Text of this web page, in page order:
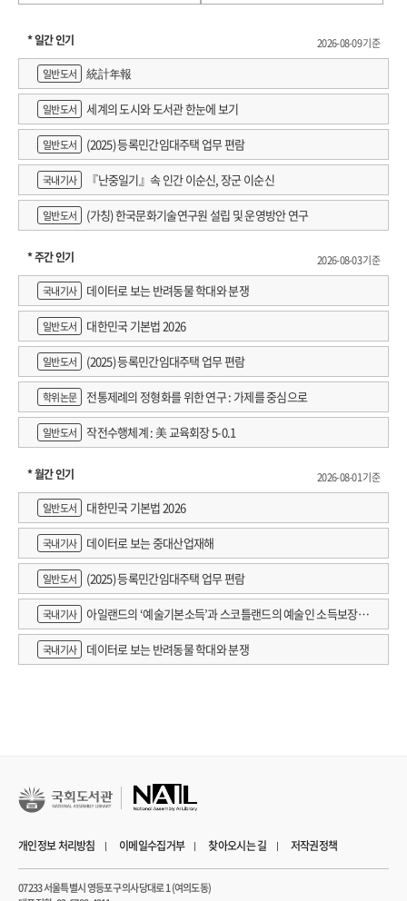
* 일간 인기
2026-08-09 기준
일반도서
統計年報
일반도서 세계의 도시와 도서관 한눈에 보기
일반도서 (2025) 등록민간임대주택 업무 편람
국내기사 『난중일기』속 인간 이순신, 장군 이순신
일반도서 (가칭) 한국문화기술연구원 설립 및 운영방안 연구
* 주간 인기
2026-08-03 기준
국내기사
데이터로 보는 반려동물 학대와 분쟁
일반도서 대한민국 기본법 2026
일반도서 (2025) 등록민간임대주택 업무 편람
학위논문 전통제례의 정형화를 위한 연구 : 가제를 중심으로
일반도서 작전수행체계 : 美 교육회장 5-0.1
* 월간 인기
2026-08-01 기준
일반도서
대한민국 기본법 2026
국내기사 데이터로 보는 중대산업재해
일반도서 (2025) 등록민간임대주택 업무 편람
국내기사
아일랜드의 ‘예술기본소득’과 스코틀랜드의 예술인 소득보장정
책 논의
국내기사 데이터로 보는 반려동물 학대와 분쟁
개인정보 처리방침 이메일수집거부 찾아오시는 길 저작권정책
07233 서울특별시 영등포구 의사당대로 1 (여의도동)